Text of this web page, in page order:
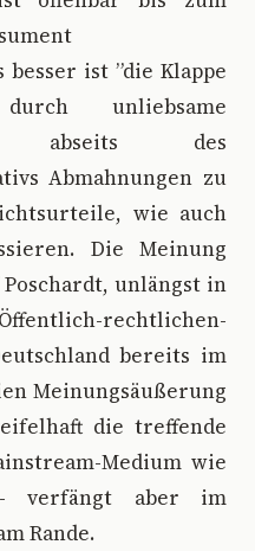
ist ”die Klappe
unliebsame
abseits des
Abmahnungen zu
wie auch
Die Meinung
Poschardt, unlängst in
rechtlichen-
bereits im
Meinungsäußerung
die treffende
Medium wie
verfängt aber im
Rande.